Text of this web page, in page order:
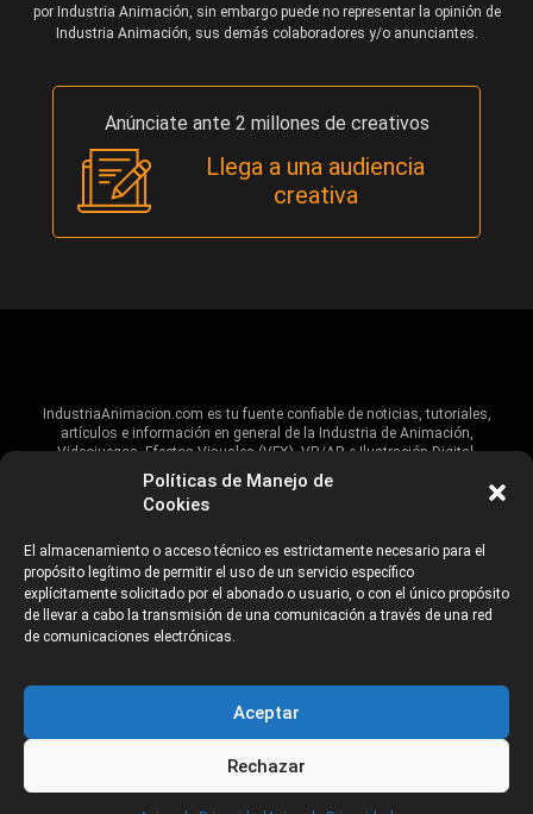
Políticas de Manejo de
Cookies
El almacenamiento o acceso técnico es estrictamente necesario para el
propósito legítimo de permitir el uso de un servicio específico
explícitamente solicitado por el abonado o usuario, o con el único propósito
de llevar a cabo la transmisión de una comunicación a través de una red
de comunicaciones electrónicas.
Aceptar
Rechazar
por Industria Animación, sin embargo puede no representar la opinión de
Industria Animación, sus demás colaboradores y/o anunciantes.
Anúnciate ante 2 millones de creativos
Llega a una audiencia
creativa
IndustriaAnimacion.com es tu fuente confiable de noticias, tutoriales,
artículos e información en general de la Industria de Animación,
Videojuegos, Efectos Visuales (VFX), VR/AR e Ilustración Digital.
Hablamos de estas industrias y su alcance global, pero damos un énfasis
especial al talento, estudios, escuelas, eventos y organizaciones que
ANUNCIANTES AVISO DE PRIVACIDAD
©2026 Industria Networks